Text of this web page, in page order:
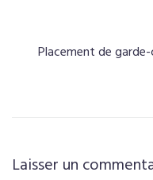
Placement de
Laisser un